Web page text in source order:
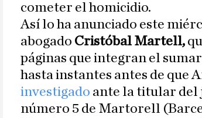
cometer el homicidio.
Así lo ha anunciado este
abogado Cristóbal Martell,
páginas que integran el
hasta instantes antes de que
investigado ante la titular del
número 5 de Martorell